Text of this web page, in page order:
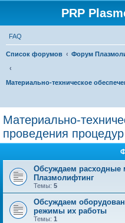
PRP
FAQ
Список форумов Форум
Материально-техническое
Материально-
проведения
Обсуждаем расходные
Плазмолифтинг
Темы: 5
Обсуждаем
режимы их работы
Темы: 1